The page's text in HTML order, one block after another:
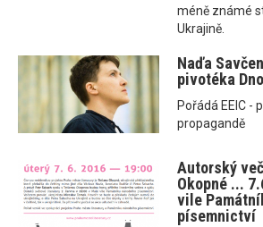
méně známé
Ukrajině.
Naďa
pivotéka
Pořádá EEIC -
propagandě
Autorský
Okopné ...
vile
písemnictví